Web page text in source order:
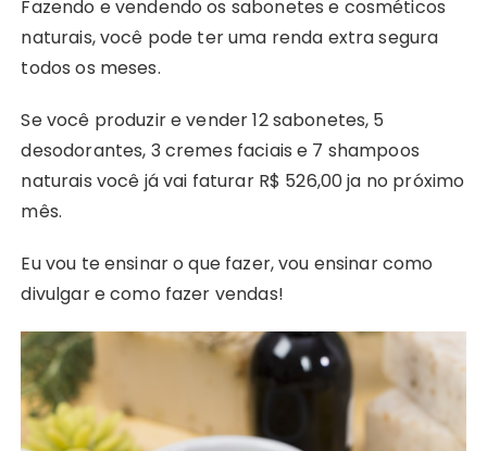
Fazendo e vendendo os sabonetes e cosméticos
naturais, você pode ter uma renda extra segura
todos os meses.
Se você produzir e vender 12 sabonetes, 5
desodorantes, 3 cremes faciais e 7 shampoos
naturais você já vai faturar R$ 526,00 ja no próximo
mês.
Eu vou te ensinar o que fazer, vou ensinar como
divulgar e como fazer vendas!